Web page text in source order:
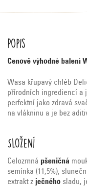
Popis
Cenově výhodné balení
Wasa křupavý chléb
přírodních ingrediencí a
perfektní jako zdravá
na vlákninu a je bez
Složení
Celozrnná pšeničná
semínka (11,5%),
extrakt z ječného sladu,